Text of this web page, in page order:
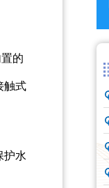
的
触式
护水